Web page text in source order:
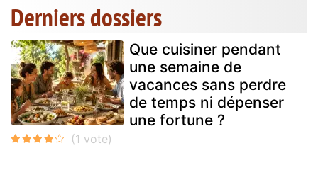
Derniers dossiers
Que cuisiner pendant
une semaine de
vacances sans perdre
de temps ni dépenser
une fortune ?